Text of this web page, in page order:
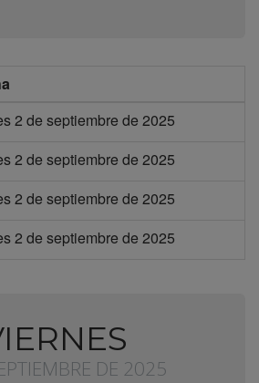
2 de septiembre de 2025
2 de septiembre de 2025
2 de septiembre de 2025
2 de septiembre de 2025
DE 2025